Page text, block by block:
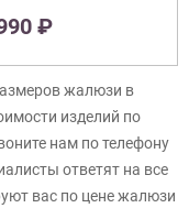
₽
жалюзи в
изделий по
нам по телефону
ответят на все
вас по цене жалюзи